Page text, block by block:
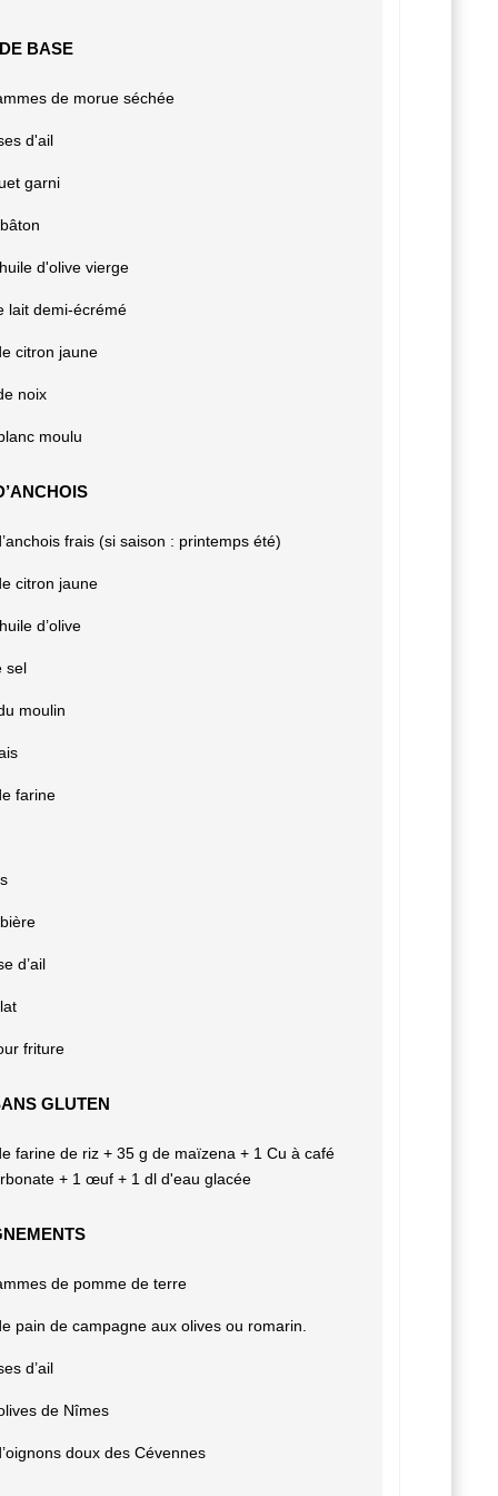
BASE
de morue séchée
d'ail
garni
d'olive vierge
lait demi-écrémé
citron jaune
noix
moulu
frais (si saison : printemps été)
citron jaune
d’olive
sel
moulin
farine
d’ail
friture
GLUTEN
farine de riz + 35 g de maïzena + 1 Cu à café
+ 1 œuf + 1 dl d'eau glacée
de pomme de terre
pain de campagne aux olives ou romarin.
d’ail
de Nîmes
doux des Cévennes